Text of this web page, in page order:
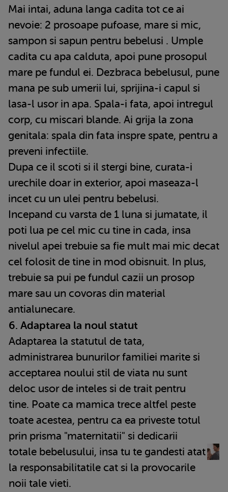
Mai intai, aduna langa cadita tot ce ai
nevoie: 2 prosoape pufoase, mare si mic,
sampon si sapun pentru bebelusi . Umple
cadita cu apa calduta, apoi pune prosopul
mare pe fundul ei. Dezbraca bebelusul, pune
mana pe sub umerii lui, sprijina-i capul si
lasa-l usor in apa. Spala-i fata, apoi intregul
corp, cu miscari blande. Ai grija la zona
genitala: spala din fata inspre spate, pentru a
preveni infectiile.
Dupa ce il scoti si il stergi bine, curata-i
urechile doar in exterior, apoi maseaza-l
incet cu un ulei pentru bebelusi.
Incepand cu varsta de 1 luna si jumatate, il
poti lua pe cel mic cu tine in cada, insa
nivelul apei trebuie sa fie mult mai mic decat
cel folosit de tine in mod obisnuit. In plus,
trebuie sa pui pe fundul cazii un prosop
mare sau un covoras din material
antialunecare.
6. Adaptarea la noul statut
Adaptarea la statutul de tata,
administrarea bunurilor familiei marite si
acceptarea noului stil de viata nu sunt
deloc usor de inteles si de trait pentru
tine. Poate ca mamica trece altfel peste
toate acestea, pentru ca ea priveste totul
prin prisma "maternitatii" si dedicarii
totale bebelusului, insa tu te gandesti atat
la responsabilitatile cat si la provocarile
noii tale vieti.